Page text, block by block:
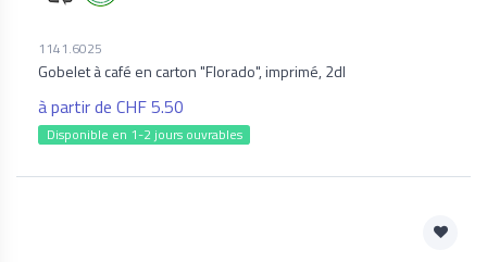
1141.6025
Gobelet à café en carton "Florado", imprimé, 2dl
à partir de CHF 5.50
Disponible en 1-2 jours ouvrables